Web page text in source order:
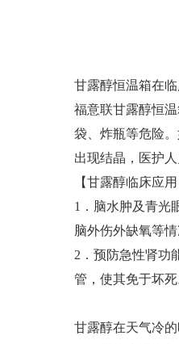
甘露醇恒温箱在
福意联甘露醇恒
袋、炸瓶等危险
出现结晶，医护
【甘露醇临床应用
1．脑水肿及青光
脑外伤外缺氧等
2．预防急性肾功
管，使其免于坏
甘露醇在天气冷
冷链运输箱
物证保管柜
锂电池测试恒
实验室低温冰箱